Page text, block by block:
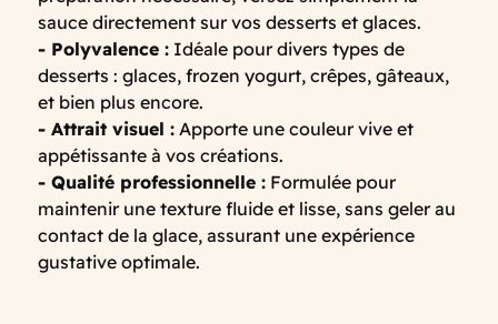
sauce directement sur vos desserts et glaces.
- Polyvalence : Idéale pour divers types de
desserts : glaces, frozen yogurt, crêpes, gâteaux,
et bien plus encore.
- Attrait visuel : Apporte une couleur vive et
appétissante à vos créations.
- Qualité professionnelle : Formulée pour
maintenir une texture fluide et lisse, sans geler au
contact de la glace, assurant une expérience
gustative optimale.